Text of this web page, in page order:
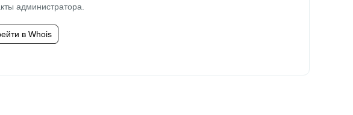
администратора.
в Whois